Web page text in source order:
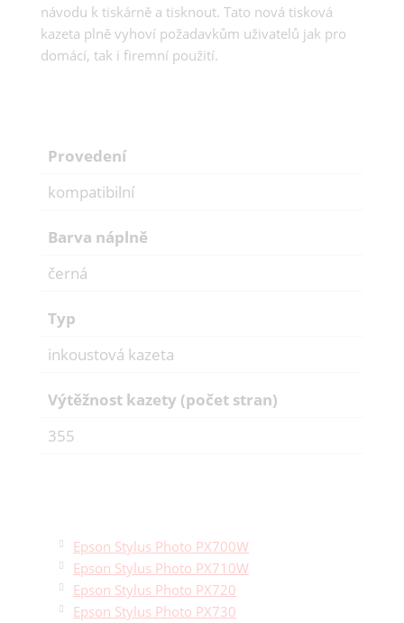
návodu k tiskárně a tisknout. Tato nová tisková
kazeta plně vyhoví požadavkům uživatelů jak pro
domácí, tak i firemní použití.
Provedení
kompatibilní
Barva náplně
černá
Typ
inkoustová kazeta
Výtěžnost kazety (počet stran)
355
Epson Stylus Photo PX700W
Epson Stylus Photo PX710W
Epson Stylus Photo PX720
Epson Stylus Photo PX730